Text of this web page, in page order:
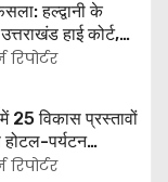
हल्द्वानी के
हाई कोर्ट,
रिपोर्टर
25 विकास प्रस्तावों
पर्यटन
रिपोर्टर